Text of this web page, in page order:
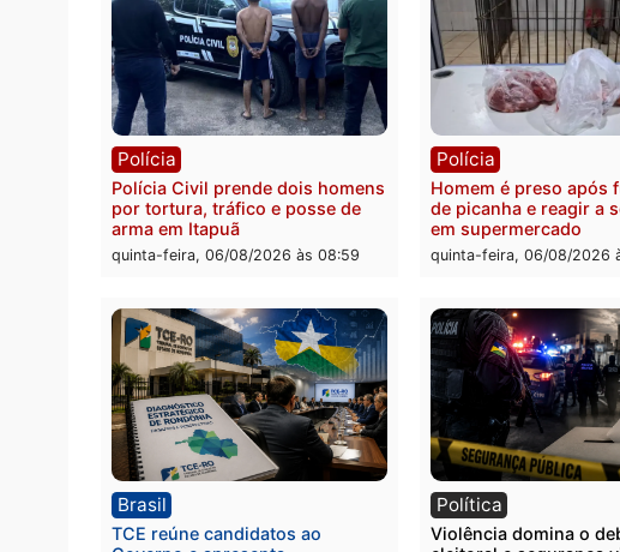
Polícia
Homem é esfaqueado no tórax
durante briga com vizinho no
quinta-feira, 06/08/2026 às 09:24
Polícia
Três
criminosa são
veículos em
quinta-feira, 06/